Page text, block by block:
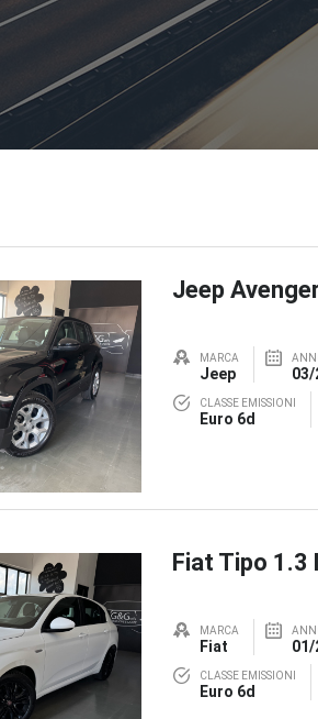
Jeep
MARCA
Jeep 03/
CLASSE EMISSIONI
Euro 6d
Fiat Tipo 1.3
MARCA
Fiat 01/
CLASSE EMISSIONI
Euro 6d